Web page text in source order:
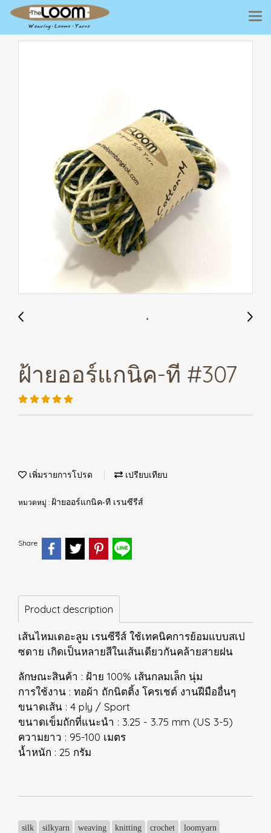
ฝ้ายออร์แกนิค-ที #307
เพิ่มรายการโปรด เปรียบเทียบ
หมวดหมู่ : ฝ้ายออร์แกนิค-ที เรนซีรีส์
Share
Product description
เส้นไหมเดอะลูม เรนซีรีส์ ใช้เทคนิคการย้อมแบบสเป
ซดาย เกิดเป็นหลายสีในเส้นเดียวกันคล้ายสายฝน
ลักษณะสินค้า : ฝ้าย 100% เส้นกลมเล็ก นุ่ม
การใช้งาน : ทอผ้า ถักนิตติ้ง โครเชต์ งานฝีมืออื่นๆ
ขนาดเส้น : 4 ply / Sport
ขนาดเข็มถักที่แนะนำ : 3.25 - 3.75 mm (US 3-5)
ความยาว : 95-100 เมตร
น้ำหนัก : 25 กรัม
silk silkyarn weaving knitting crochet loomyarn